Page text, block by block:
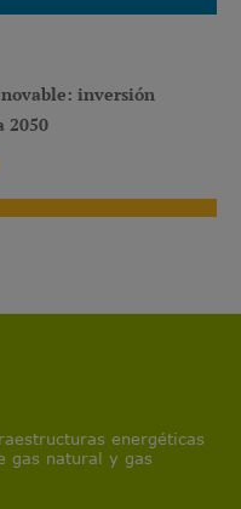
inversión
2050
energéticas
gas natural y gas